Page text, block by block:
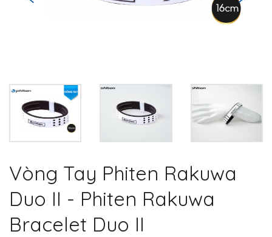
Vòng Tay Phiten Rakuwa
Duo II - Phiten Rakuwa
Bracelet Duo II